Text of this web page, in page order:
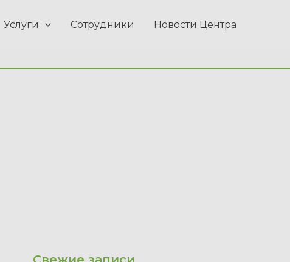
Услуги Сотрудники Новости Центра